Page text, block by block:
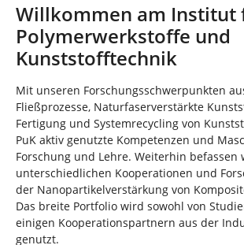
Willkommen am Institut
Polymerwerkstoffe und
Kunststofftechnik
Mit unseren Forschungsschwerpunkten
Fließprozesse, Naturfaserverstärkte
Fertigung und Systemrecycling von
PuK aktiv genutzte Kompetenzen und
Forschung und Lehre. Weiterhin befassen
unterschiedlichen Kooperationen und
der Nanopartikelverstärkung von
Das breite Portfolio wird sowohl von
einigen Kooperationspartnern aus der
genutzt.